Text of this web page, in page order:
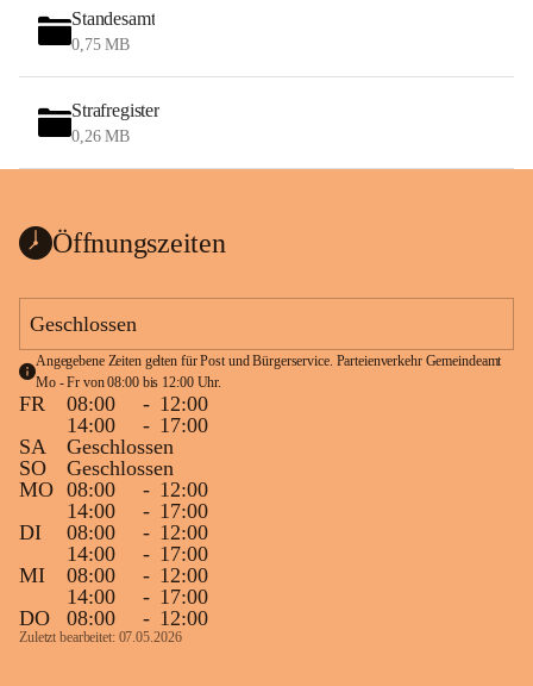
Standesamt
0,75 MB
Strafregister
0,26 MB
Öffnungszeiten
Geschlossen
Angegebene Zeiten gelten für Post und Bürgerservice. Parteienverkehr Gemeindeamt
Mo - Fr von 08:00 bis 12:00 Uhr.
FR 08:00 - 12:00
14:00
- 17:00
SA
Geschlossen
SO
Geschlossen
MO 08:00 - 12:00
14:00
- 17:00
DI
08:00 - 12:00
14:00
- 17:00
MI
08:00 - 12:00
14:00
- 17:00
DO
08:00 - 12:00
Zuletzt bearbeitet: 07.05.2026